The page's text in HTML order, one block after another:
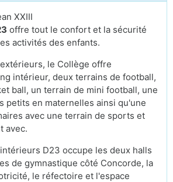
XXIII
offre tout le confort et la sécurité
activités des enfants.
le Collège offre
intérieur, deux terrains de football,
ball, un terrain de mini football, une
petits en maternelles ainsi qu'une
avec une terrain de sports et
avec.
D23 occupe les deux halls
de gymnastique côté Concorde, la
le réfectoire et l'espace